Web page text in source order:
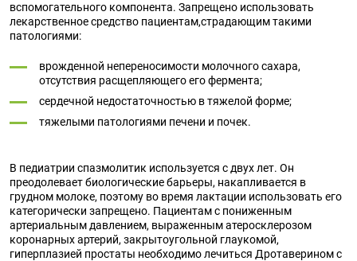
вспомогательного компонента. Запрещено использовать
лекарственное средство пациентам,страдающим такими
патологиями:
врожденной непереносимости молочного сахара,
отсутствия расщепляющего его фермента;
сердечной недостаточностью в тяжелой форме;
тяжелыми патологиями печени и почек.
В педиатрии спазмолитик используется с двух лет. Он
преодолевает биологические барьеры, накапливается в
грудном молоке, поэтому во время лактации использовать его
категорически запрещено. Пациентам с пониженным
артериальным давлением, выраженным атеросклерозом
коронарных артерий, закрытоугольной глаукомой,
гиперплазией простаты необходимо лечиться Дротаверином с